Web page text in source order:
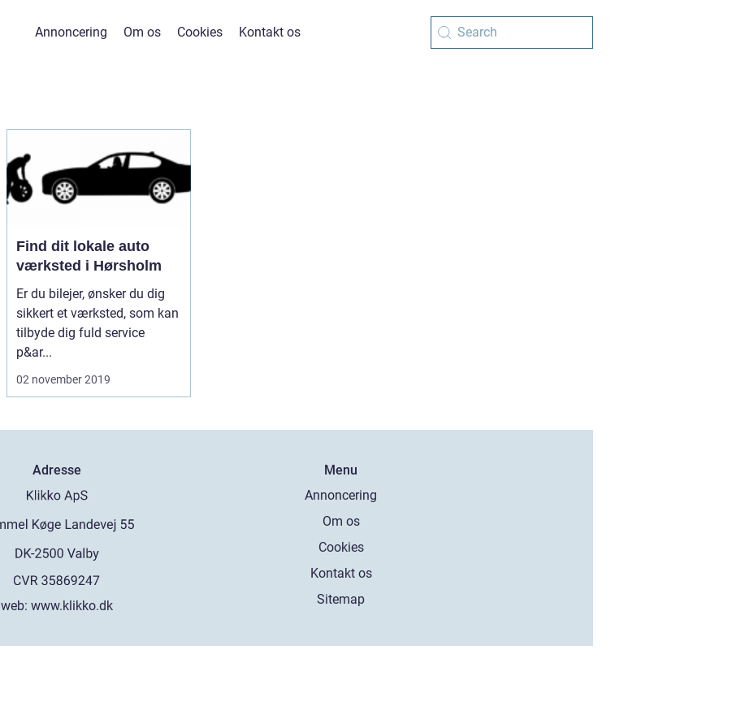
Annoncering Om os Cookies Kontakt os
Find dit lokale auto
værksted i Hørsholm
Er du bilejer, ønsker du dig
sikkert et værksted, som kan
tilbyde dig fuld service
p&ar...
02 november 2019
Adresse
web:www.klikko.dk
Menu
Annoncering
Om os
Cookies
Kontakt os
Sitemap